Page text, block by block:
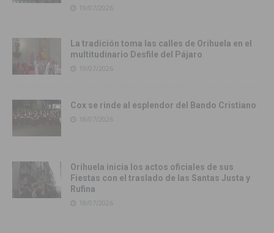
19/07/2026
La tradición toma las calles de Orihuela en el
multitudinario Desfile del Pájaro
19/07/2026
Cox se rinde al esplendor del Bando Cristiano
18/07/2026
Orihuela inicia los actos oficiales de sus
Fiestas con el traslado de las Santas Justa y
Rufina
18/07/2026